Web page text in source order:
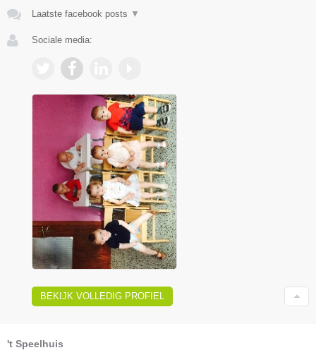
Laatste facebook posts ▼
Sociale media:
BEKIJK VOLLEDIG PROFIEL
't Speelhuis